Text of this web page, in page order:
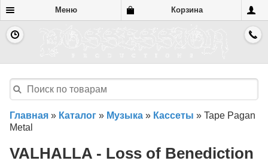
Меню Корзина
Главная » Каталог » Музыка » Кассеты » Tape Pagan
Metal
VALHALLA - Loss of Benediction